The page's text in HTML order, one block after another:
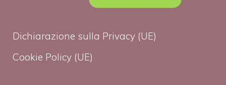
Dichiarazione sulla Privacy (UE)
Cookie Policy (UE)